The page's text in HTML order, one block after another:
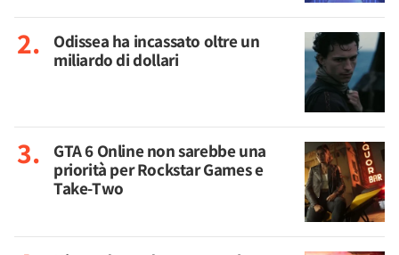
Odissea ha incassato oltre un
miliardo di dollari
GTA 6 Online non sarebbe una
priorità per Rockstar Games e
Take-Two